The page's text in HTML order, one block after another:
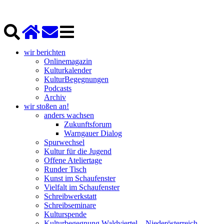
wir berichten
Onlinemagazin
Kulturkalender
KulturBegegnungen
Podcasts
Archiv
wir stoßen an!
anders wachsen
Zukunftsforum
Warngauer Dialog
Spurwechsel
Kultur für die Jugend
Offene Ateliertage
Runder Tisch
Kunst im Schaufenster
Vielfalt im Schaufenster
Schreibwerkstatt
Schreibseminare
Kulturspende